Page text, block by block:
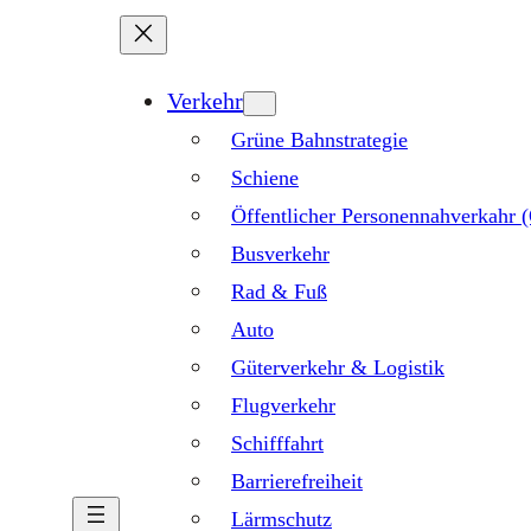
Verkehr
Grüne Bahnstrategie
Schiene
Öffentlicher Personennahverkahr
Busverkehr
Rad & Fuß
Auto
Güterverkehr & Logistik
Flugverkehr
Schifffahrt
Barrierefreiheit
Lärmschutz